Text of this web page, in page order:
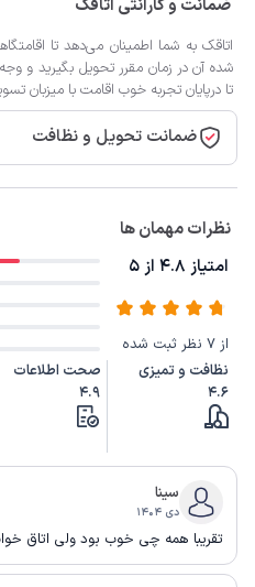
ضمانت و گارانتی اتاقک
اتاقک به شما اطمینان می‌دهد تا
شده آن در زمان مقرر تحویل بگیرید و
تا درپایان تجربه خوب اقامت با میزبان
ضمانت تحویل و نظافت
نظرات مهمان ها
امتیاز 4.8 از 5
از 7 نظر ثبت شده
نظافت و تمیزی
4.6
صحت اطلاعات
4.9
سینا
دی ۱۴۰۴
تقریبا همه چی خوب بود ولی اتاق